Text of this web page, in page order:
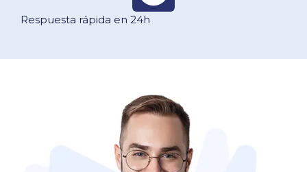
Respuesta rápida en 24h